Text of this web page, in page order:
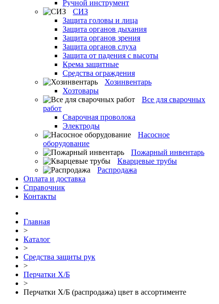
Ручной инструмент
СИЗ
Защита головы и лица
Защита органов дыхания
Защита органов зрения
Защита органов слуха
Защита от падения с высоты
Крема защитные
Средства ограждения
Хозинвентарь
Хозтовары
Все для сварочных
работ
Сварочная проволока
Электроды
Насосное
оборудование
Пожарный инвентарь
Кварцевые трубы
Распродажа
Оплата и доставка
Справочник
Контакты
Главная
>
Каталог
>
Средства защиты рук
>
Перчатки Х/Б
>
Перчатки Х/Б (распродажа) цвет в ассортименте